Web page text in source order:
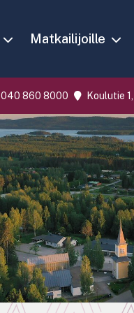
Matkailijoille
040 860 8000 Koulutie